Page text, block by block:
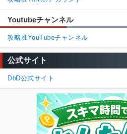
Youtubeチャンネル
攻略班YouTubeチャンネル
公式サイト
DbD公式サイト